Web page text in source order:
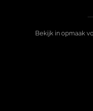
Bekijk in opmaak